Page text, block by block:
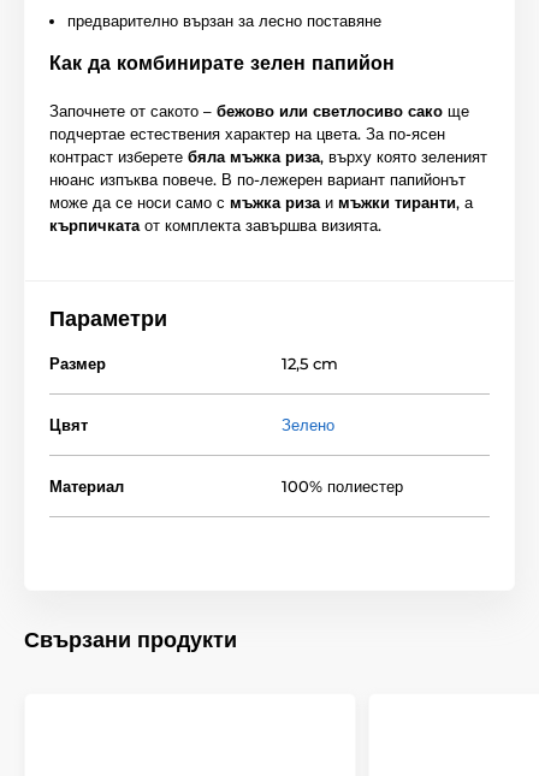
предварително вързан за лесно поставяне
Как да комбинирате зелен папийон
Започнете от сакото – бежово или светлосиво сако ще
подчертае естествения характер на цвета. За по-ясен
контраст изберете бяла мъжка риза, върху която зеленият
нюанс изпъква повече. В по-лежерен вариант папийонът
може да се носи само с мъжка риза и мъжки тиранти, а
кърпичката от комплекта завършва визията.
Параметри
Размер 12,5 cm
Цвят Зелено
Материал 100% полиестер
Свързани продукти